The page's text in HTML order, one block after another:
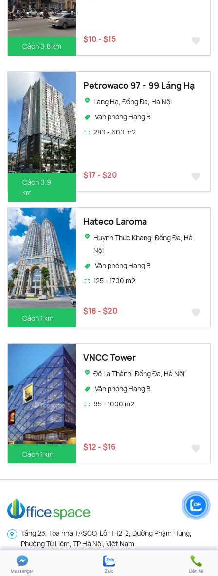
Cách 0.8 km
$10 - $15
Cách 0.9
km
Petrowaco 97 - 99 Láng Hạ
Láng Hạ, Đống Đa, Hà Nội
Văn phòng Hạng B
280 - 600 m2
$17 - $20
Cách 1 km
Hateco Laroma
Huỳnh Thúc Kháng, Đống Đa, Hà
Nội
Văn phòng Hạng B
125 - 1700 m2
$18 - $20
Cách 1 km
VNCC Tower
Đê La Thành, Đống Đa, Hà Nội
Văn phòng Hạng B
65 - 1000 m2
$12 - $16
Tầng 23, Tòa nhà TASCO, Lô HH2-2, Đường Phạm Hùng,
Phường Từ Liêm, TP Hà Nội, Việt Nam.
(024) 73 08 9999
(Máy lẻ 107)
Messenger Zalo Liên hệ